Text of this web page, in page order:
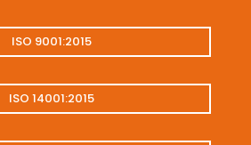
ISO 9001:2015
ISO 14001:2015